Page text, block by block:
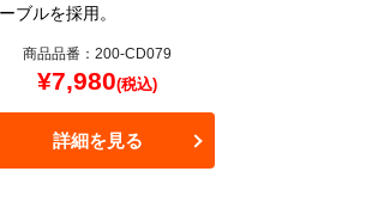
ブルを採用。
商品品番：200-CD079
¥7,980(税込)
詳細を見る